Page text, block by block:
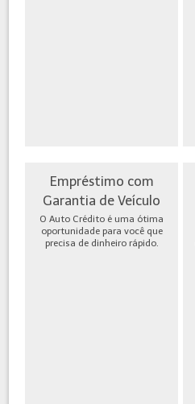
Empréstimo com
Garantia de Veículo
O Auto Crédito é uma ótima
oportunidade para você que
precisa de dinheiro rápido.